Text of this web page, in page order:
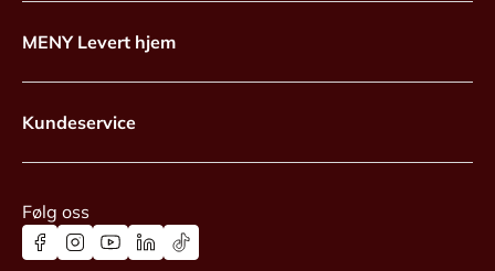
MENY Levert hjem
Kundeservice
Følg oss